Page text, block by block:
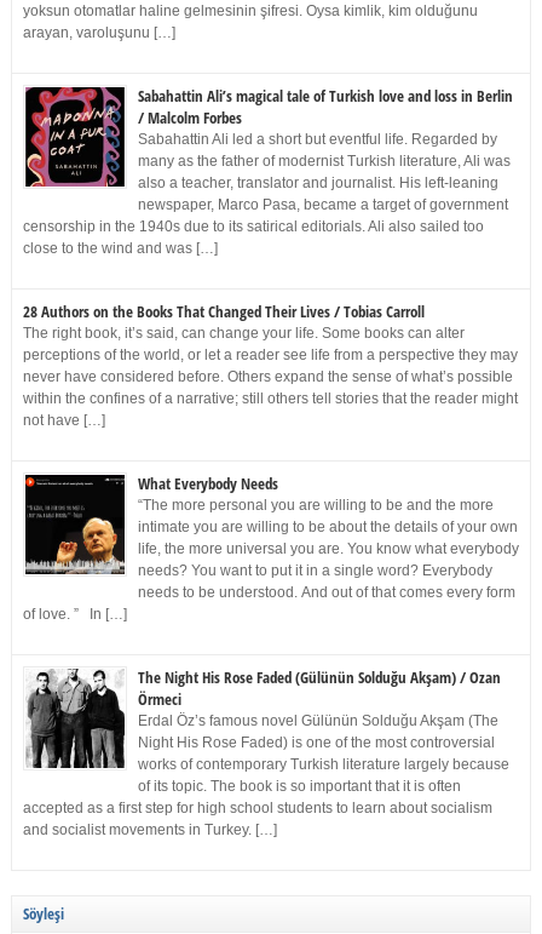
yoksun otomatlar haline gelmesinin şifresi. Oysa kimlik, kim olduğunu
arayan, varoluşunu […]
Sabahattin Ali’s magical tale of Turkish love and loss in Berlin
/ Malcolm Forbes
Sabahattin Ali led a short but eventful life. Regarded by
many as the father of modernist Turkish literature, Ali was
also a teacher, translator and journalist. His left-leaning
newspaper, Marco Pasa, became a target of government
censorship in the 1940s due to its satirical editorials. Ali also sailed too
close to the wind and was […]
28 Authors on the Books That Changed Their Lives / Tobias Carroll
The right book, it’s said, can change your life. Some books can alter
perceptions of the world, or let a reader see life from a perspective they may
never have considered before. Others expand the sense of what’s possible
within the confines of a narrative; still others tell stories that the reader might
not have […]
What Everybody Needs
“The more personal you are willing to be and the more
intimate you are willing to be about the details of your own
life, the more universal you are. You know what everybody
needs? You want to put it in a single word? Everybody
needs to be understood. And out of that comes every form
of love. ” In […]
The Night His Rose Faded (Gülünün Solduğu Akşam) / Ozan
Örmeci
Erdal Öz’s famous novel Gülünün Solduğu Akşam (The
Night His Rose Faded) is one of the most controversial
works of contemporary Turkish literature largely because
of its topic. The book is so important that it is often
accepted as a first step for high school students to learn about socialism
and socialist movements in Turkey. […]
Söyleşi